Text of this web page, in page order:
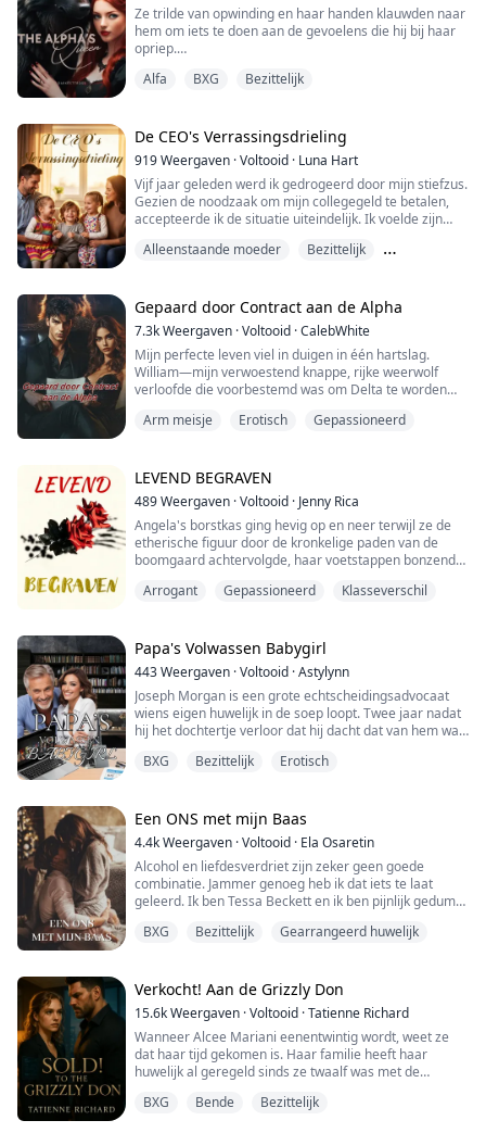
Ze trilde van opwinding en haar handen klauwden naar
hem om iets te doen aan de gevoelens die hij bij haar
opriep.
Alex kuste de top van haar hoofd voordat hij haar shirt
zijn ogen te verbergen.
"Shh," fluisterde hij in haar oor, "ik zal je geen pijn doen,
laat me van je houden."
Toen hij v...
Alfa BXG Bezittelijk
De CEO's Verrassingsdrieling
919Weergaven ·Voltooid · Luna Hart
Vijf jaar geleden werd ik gedrogeerd door mijn stiefzus.
Gezien de noodzaak om mijn collegegeld te betalen,
accepteerde ik de situatie uiteindelijk. Ik voelde zijn
die langs mijn binnendijen streelden en een verdoofde,
hol deed slaan, terw...
Alleenstaande moeder
Bezittelijk
Gepaard door Contract aan de Alpha
7.3kWeergaven ·Voltooid ·CalebWhite
Mijn perfecte leven viel in duigen in één hartslag.
William—mijn verwoestend knappe, rijke weerwolf
verloofde die voorbestemd was om Delta te worden—
klaar om naar het altaar te lopen en mijn happily ever
Verraden, werkloos en verdrinkend in de medische
rekeningen van mijn ...
Arm meisje Erotisch Gepassioneerd
LEVEND BEGRAVEN
489Weergaven ·Voltooid · Jenny Rica
Angela's borstkas ging hevig op en neer terwijl ze de
etherische figuur door de kronkelige paden van de
boomgaard achtervolgde, haar voetstappen bonzend
spookachtig licht over de scène, lange schaduwen
nemen voor de dood van haar zus, maar nu werd ze
gekweld door...
Arrogant Gepassioneerd Klasseverschil
Papa's Volwassen Babygirl
443Weergaven ·Voltooid ·Astylynn
Joseph Morgan is een grote echtscheidingsadvocaat
wiens eigen huwelijk in de soep loopt. Twee jaar nadat
hij het dochtertje verloor dat hij dacht dat van hem was
een gratis persoonlijke assistent via een contract.
dat de vrouw die daadwerkelijk zijn contract heeft
getekend zijn veronderste...
BXG Bezittelijk Erotisch
Een ONS met mijn Baas
4.4kWeergaven ·Voltooid · Ela Osaretin
Alcohol en liefdesverdriet zijn zeker geen goede
combinatie. Jammer genoeg heb ik dat iets te laat
geleerd. Ik ben Tessa Beckett en ik ben pijnlijk gedumpt
dronken werd in een kroeg en een onenightstand had
beledigde ik hem diep over zijn ve...
BXG Bezittelijk Gearrangeerd huwelijk
Verkocht! Aan de Grizzly Don
15.6kWeergaven ·Voltooid ·Tatienne Richard
Wanneer Alcee Mariani eenentwintig wordt, weet ze
dat haar tijd gekomen is. Haar familie heeft haar
huwelijk al geregeld sinds ze twaalf was met de
Grizzly" Lozano. Er wordt gezegd dat hij koud, wreed en
BXG Bende Bezittelijk